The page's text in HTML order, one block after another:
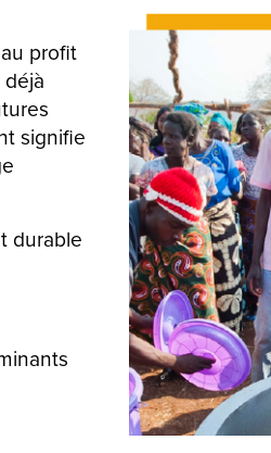
profit
signifie
durable